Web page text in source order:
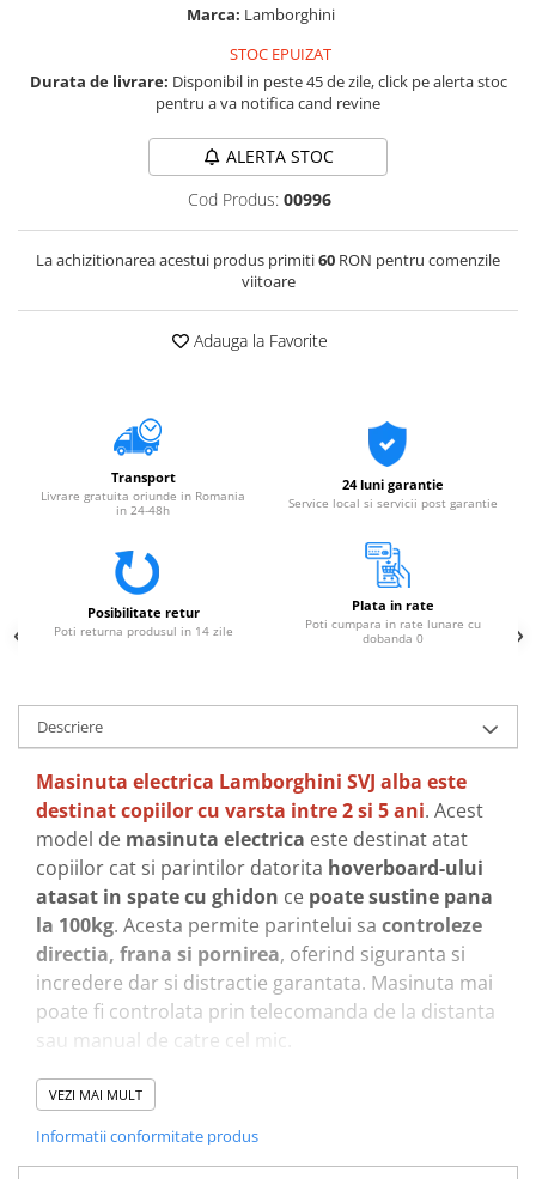
Marca: Lamborghini
STOC EPUIZAT
Durata de livrare: Disponibil in peste 45 de zile, click pe alerta stoc
pentru a va notifica cand revine
ALERTA STOC
Cod Produs: 00996
La achizitionarea acestui produs primiti60 RON pentru comenzile
viitoare
Adauga la Favorite
Transport
Livrare gratuita oriunde in Romania
in 24-48h
24 luni garantie
Service local si servicii post garantie
Posibilitate retur
Poti returna produsul in 14 zile
Plata in rate
Poti cumpara in rate lunare cu
dobanda 0
Descriere
Masinuta electrica Lamborghini SVJ alba este
destinat copiilor cu varsta intre 2 si 5 ani. Acest
model de masinuta electrica este destinat atat
copiilor cat si parintilor datorita hoverboard-ului
atasat in spate cu ghidon ce poate sustine pana
la 100kg. Acesta permite parintelui sa controleze
directia, frana si pornirea, oferind siguranta si
incredere dar si distractie garantata. Masinuta mai
poate fi controlata prin telecomanda de la distanta
sau manual de catre cel mic.
VEZI MAI MULT
Informatii conformitate produs